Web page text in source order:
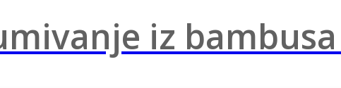
iz bambusa